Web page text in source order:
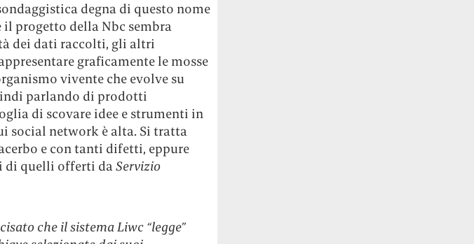
degna di questo nome
progetto della Nbc sembra
dei dati raccolti, gli altri
graficamente le mosse
vivente che evolve su
parlando di prodotti
di scovare idee e strumenti in
social network è alta. Si tratta
e con tanti difetti, eppure
di quelli offerti da Servizio
che il sistema Liwc “legge”